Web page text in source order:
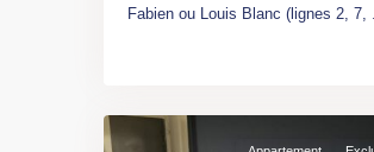
Fabien ou Louis Blanc (lignes 2, 7,
7),